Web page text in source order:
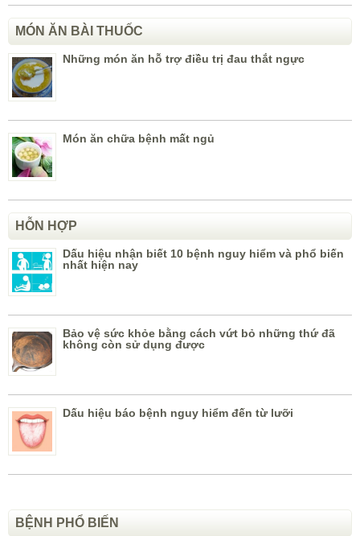
MÓN ĂN BÀI THUỐC
Những món ăn hỗ trợ điều trị đau thắt ngực
Món ăn chữa bệnh mất ngủ
HỖN HỢP
Dấu hiệu nhận biết 10 bệnh nguy hiểm và phổ biến
nhất hiện nay
Bảo vệ sức khỏe bằng cách vứt bỏ những thứ đã
không còn sử dụng được
Dấu hiệu báo bệnh nguy hiểm đến từ lưỡi
BỆNH PHỔ BIẾN